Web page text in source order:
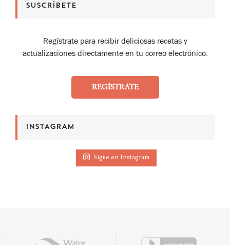
SUSCRÍBETE
Regístrate para recibir deliciosas recetas y
actualizaciones directamente en tu correo electrónico.
REGÍSTRATE
INSTAGRAM
Sigue en Instagram